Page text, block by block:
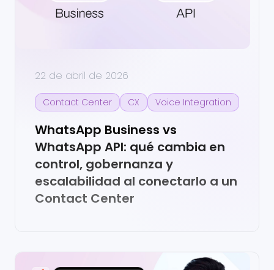
22 de abril de 2026
Contact Center CX Voice Integration
WhatsApp Business vs
WhatsApp API: qué cambia en
control, gobernanza y
escalabilidad al conectarlo a un
Contact Center